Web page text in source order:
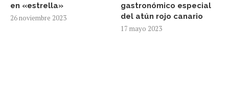
en «estrella»
26 noviembre 2023
gastronómico especial
del atún rojo canario
17 mayo 2023